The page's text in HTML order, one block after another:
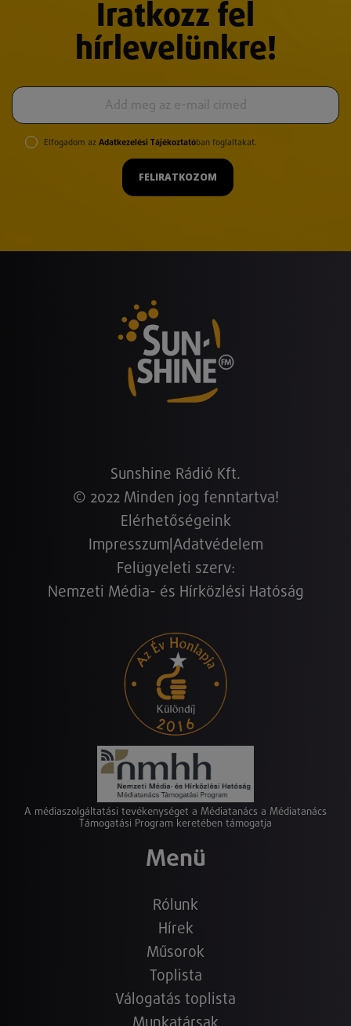
Iratkozz fel
hírlevelünkre!
Elfogadom az Adatkezelési Tájékoztatóban foglaltakat.
FELIRATKOZOM
Sunshine Rádió Kft.
© 2022 Minden jog fenntartva!
Elérhetőségeink
Impresszum Adatvédelem
Felügyeleti szerv:
Nemzeti Média- és Hírközlési Hatóság
A médiaszolgáltatási tevékenységet a Médiatanács a Médiatanács
Támogatási Program keretében támogatja
Menü
Rólunk
Hírek
Műsorok
Toplista
Válogatás toplista